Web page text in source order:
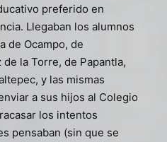
preferido en
Llegaban los alumnos
de Ocampo, de
la Torre, de Papantla,
y las mismas
a sus hijos al Colegio
los intentos
pensaban (sin que se